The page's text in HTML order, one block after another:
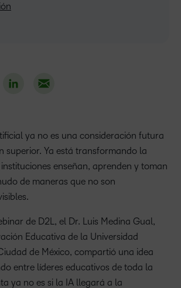
ya no es una consideración futura
superior. Ya está transformando la
enseñan, aprenden y toman
de maneras que no son
de D2L, el Dr. Luis Medina Gual,
Educativa de la Universidad
de México, compartió una idea
entre líderes educativos de toda la
ya no es si la IA llegará a la